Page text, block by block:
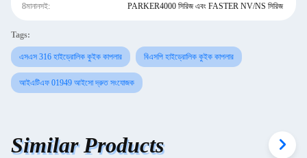
8মানানসই: PARKER4000 সিরিজ এবং FASTER NV/NS সিরিজ
Tags:
এসএস 316 হাইড্রোলিক কুইক কাপলার বিএসপি হাইড্রোলিক কুইক কাপলার
আইএটিএফ 01949 আইসো দ্রুত সংযোজক
Similar Products